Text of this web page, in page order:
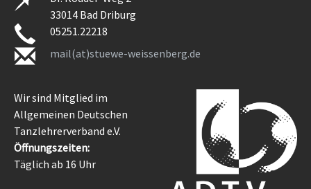
33014 Bad Driburg
05251.22218
mail(at)stuewe-weissenberg.de
Wir sind Mitglied im
Allgemeinen Deutschen
Tanzlehrerverband e.V.
Öffnungszeiten:
Täglich ab 16 Uhr